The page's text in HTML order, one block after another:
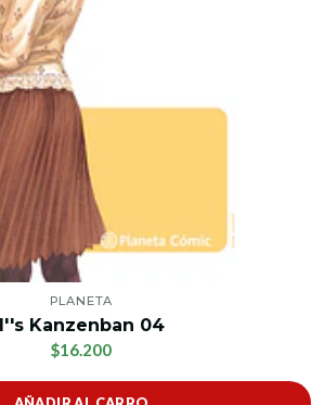
PLANETA
I''s Kanzenban 04
$16.200